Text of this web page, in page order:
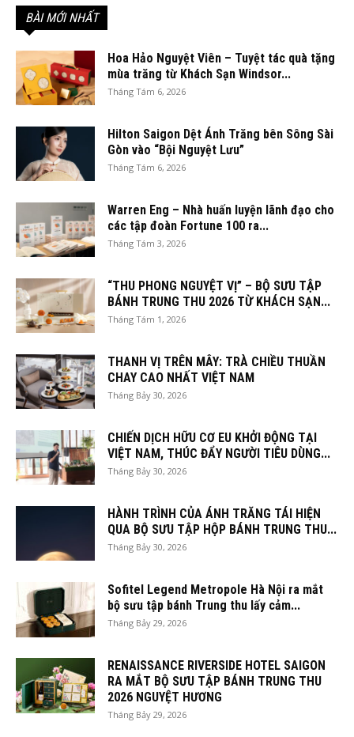
BÀI MỚI NHẤT
Hoa Hảo Nguyệt Viên – Tuyệt tác quà tặng
mùa trăng từ Khách Sạn Windsor...
Tháng Tám 6, 2026
Hilton Saigon Dệt Ánh Trăng bên Sông Sài
Gòn vào “Bội Nguyệt Lưu”
Tháng Tám 6, 2026
Warren Eng – Nhà huấn luyện lãnh đạo cho
các tập đoàn Fortune 100 ra...
Tháng Tám 3, 2026
“THU PHONG NGUYỆT VỊ” – BỘ SƯU TẬP
BÁNH TRUNG THU 2026 TỪ KHÁCH SẠN...
Tháng Tám 1, 2026
THANH VỊ TRÊN MÂY: TRÀ CHIỀU THUẦN
CHAY CAO NHẤT VIỆT NAM
Tháng Bảy 30, 2026
CHIẾN DỊCH HỮU CƠ EU KHỞI ĐỘNG TẠI
VIỆT NAM, THÚC ĐẨY NGƯỜI TIÊU DÙNG...
Tháng Bảy 30, 2026
HÀNH TRÌNH CỦA ÁNH TRĂNG TÁI HIỆN
QUA BỘ SƯU TẬP HỘP BÁNH TRUNG THU...
Tháng Bảy 30, 2026
Sofitel Legend Metropole Hà Nội ra mắt
bộ sưu tập bánh Trung thu lấy cảm...
Tháng Bảy 29, 2026
RENAISSANCE RIVERSIDE HOTEL SAIGON
RA MẮT BỘ SƯU TẬP BÁNH TRUNG THU
2026 NGUYỆT HƯƠNG
Tháng Bảy 29, 2026